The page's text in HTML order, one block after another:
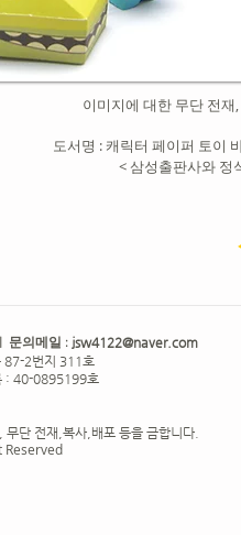
이미지에 대한 무단 전
도서명 : 캐릭터 페이퍼 토이
< 삼성출판사와 정
| 문의메일 : jsw4122@naver.com
87-2번지 311호
: 40-0895199호
단 전재,복사,배포 등을 금합니다.
Reserved